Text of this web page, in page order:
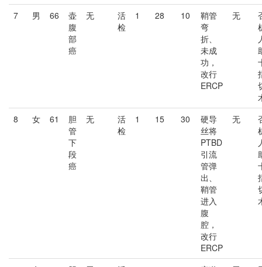
7 男 66
壶
腹
部
癌
无
活
检
1 28 10
鞘管
弯
折、
未成
功，
改行
ERCP
无
8
女 61
胆
管
下
段
癌
无
活
检
1 15 30
硬导
丝将
PTBD
引流
管弹
出、
鞘管
进入
腹
腔，
改行
ERCP
无